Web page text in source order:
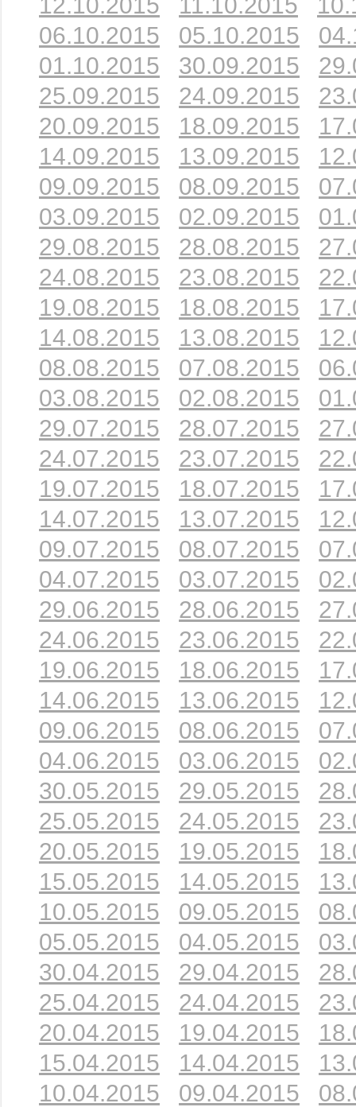
06.10.2015
05.10.2015
01.10.2015
30.09.2015
25.09.2015
24.09.2015
20.09.2015
18.09.2015
14.09.2015
13.09.2015
09.09.2015
08.09.2015
03.09.2015
02.09.2015
29.08.2015
28.08.2015
24.08.2015
23.08.2015
19.08.2015
18.08.2015
14.08.2015
13.08.2015
08.08.2015
07.08.2015
03.08.2015
02.08.2015
29.07.2015
28.07.2015
24.07.2015
23.07.2015
19.07.2015
18.07.2015
14.07.2015
13.07.2015
09.07.2015
08.07.2015
04.07.2015
03.07.2015
29.06.2015
28.06.2015
24.06.2015
23.06.2015
19.06.2015
18.06.2015
14.06.2015
13.06.2015
09.06.2015
08.06.2015
04.06.2015
03.06.2015
30.05.2015
29.05.2015
25.05.2015
24.05.2015
20.05.2015
19.05.2015
15.05.2015
14.05.2015
10.05.2015
09.05.2015
05.05.2015
04.05.2015
30.04.2015
29.04.2015
25.04.2015
24.04.2015
20.04.2015
19.04.2015
15.04.2015
14.04.2015
10.04.2015
09.04.2015